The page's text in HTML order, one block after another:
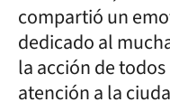
compartió un
dedicado al
la acción de
atención a la